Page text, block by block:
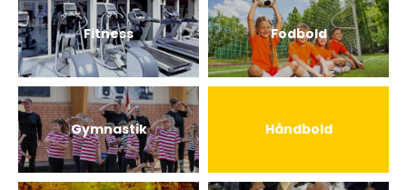
Fitness Fodbold
Gymnastik Håndbold